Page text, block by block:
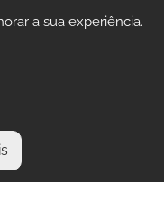
a sua experiência.